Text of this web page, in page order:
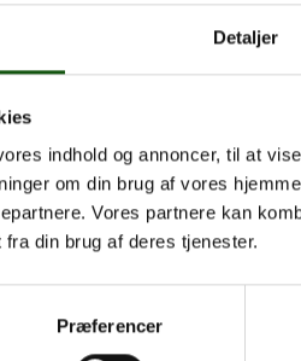
Detaljer
indhold og annoncer, til at
om din brug af vores
Vores partnere kan
din brug af deres tjenester.
Præferencer